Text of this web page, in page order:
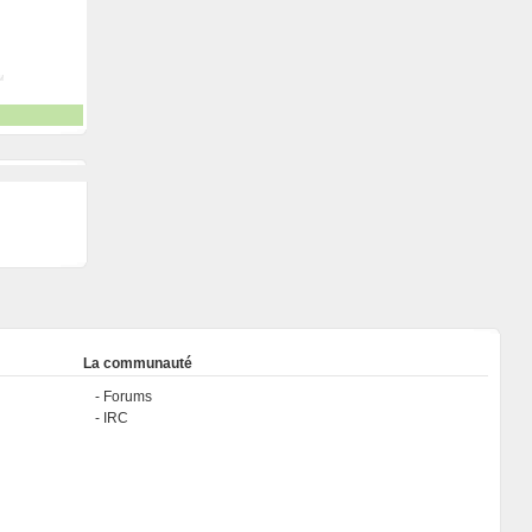
La communauté
Forums
IRC